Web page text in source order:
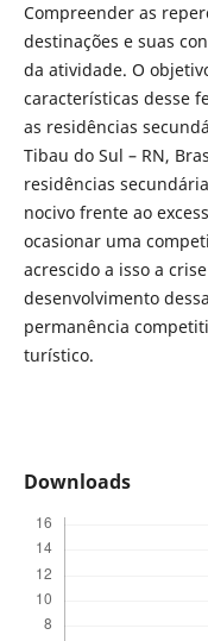
Compreender as
destinações e suas
da atividade. O
características desse
as residências
Tibau do Sul – RN,
residências
nocivo frente ao
ocasionar uma
acrescido a isso a
desenvolvimento
permanência
turístico.
Downloads